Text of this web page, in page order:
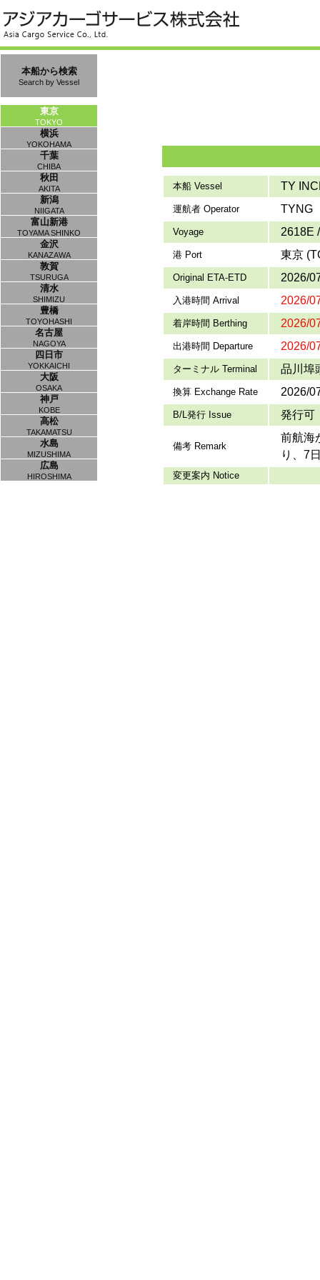
本船から検索
Search by Vessel
東京
TOKYO
横浜
YOKOHAMA
千葉
CHIBA
秋田
AKITA
新潟
NIIGATA
富山新港
TOYAMA SHINKO
金沢
KANAZAWA
敦賀
TSURUGA
清水
SHIMIZU
豊橋
TOYOHASHI
名古屋
NAGOYA
四日市
YOKKAICHI
大阪
OSAKA
神戸
KOBE
高松
TAKAMATSU
水島
MIZUSHIMA
広島
HIROSHIMA
本船 Vessel TY
運航者 Operator TYNG
Voyage 2618E
港 Port 東京
Original ETA-ETD 2026/
入港時間 Arrival 2026/
着岸時間 Berthing 2026/
出港時間 Departure 2026/
ターミナル Terminal 品川埠
換算 Exchange Rate 2026/
B/L発行 Issue 発行可
備考 Remark
前航海
り、7
変更案内 Notice